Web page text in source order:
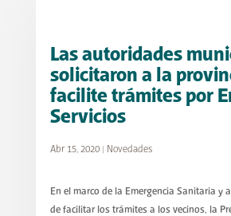
Las autoridades
solicitaron a la
facilite trámites por
Servicios
Abr 15, 2020| Novedades
En el marco de la Emergencia Sanitaria y
de facilitar los trámites a los vecinos, la